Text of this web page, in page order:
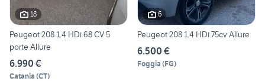
18
Peugeot 208 1.4 HDi 68 CV 5
porte Allure
6.990 €
Catania (CT)
6
Peugeot 208 1.4 HDi 75cv Allure
6.500 €
Foggia (FG)